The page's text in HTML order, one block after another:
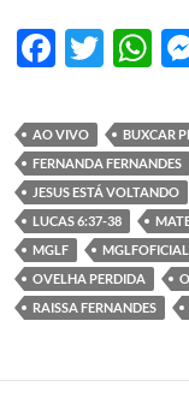
F
e
b
o
o
k
T
itt
er
at
s
A
p
p
AO VIVO BUXCAR
FERNANDA FERNANDES
JESUS ESTÁ VOLTANDO
LUCAS 6:37-38
MGLF
MGLFOFICIAL
OVELHA PERDIDA
RAISSA FERNANDES